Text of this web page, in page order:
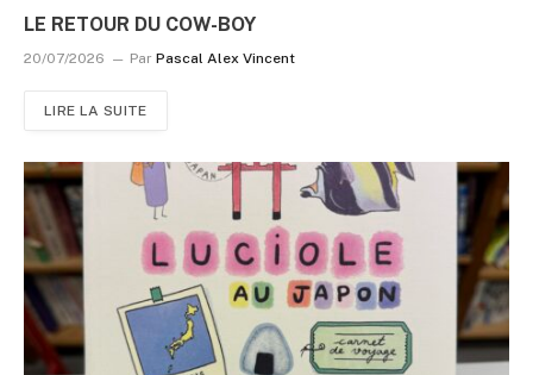
LE RETOUR DU COW-BOY
20/07/2026 Par Pascal Alex Vincent
LIRE LA SUITE